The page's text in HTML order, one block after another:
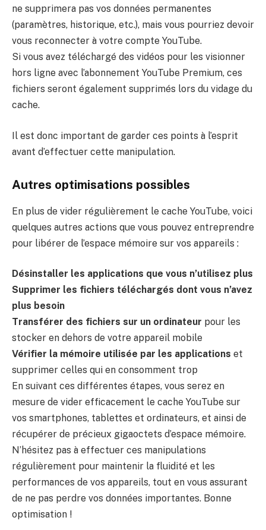
ne supprimera pas vos données permanentes
(paramètres, historique, etc.), mais vous pourriez devoir
vous reconnecter à votre compte YouTube.
Si vous avez téléchargé des vidéos pour les visionner
hors ligne avec l’abonnement YouTube Premium, ces
fichiers seront également supprimés lors du vidage du
cache.
Il est donc important de garder ces points à l’esprit
avant d’effectuer cette manipulation.
Autres optimisations possibles
En plus de vider régulièrement le cache YouTube, voici
quelques autres actions que vous pouvez entreprendre
pour libérer de l’espace mémoire sur vos appareils :
Désinstaller les applications que vous n’utilisez plus
Supprimer les fichiers téléchargés dont vous n’avez
plus besoin
Transférer des fichiers sur un ordinateur pour les
stocker en dehors de votre appareil mobile
Vérifier la mémoire utilisée par les applications et
supprimer celles qui en consomment trop
En suivant ces différentes étapes, vous serez en
mesure de vider efficacement le cache YouTube sur
vos smartphones, tablettes et ordinateurs, et ainsi de
récupérer de précieux gigaoctets d’espace mémoire.
N’hésitez pas à effectuer ces manipulations
régulièrement pour maintenir la fluidité et les
performances de vos appareils, tout en vous assurant
de ne pas perdre vos données importantes. Bonne
optimisation !